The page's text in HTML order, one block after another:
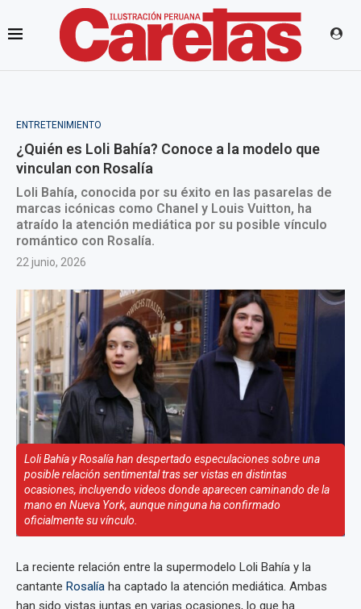
ENTRETENIMIENTO
¿Quién es Loli Bahía? Conoce a la modelo que
vinculan con Rosalía
Loli Bahía, conocida por su éxito en las pasarelas de
marcas icónicas como Chanel y Louis Vuitton, ha
atraído la atención mediática por su posible vínculo
romántico con Rosalía.
22 junio, 2026
Loli Bahía y Rosalía han despertado especulaciones sobre una
posible relación sentimental tras ser vistas en distintas
ocasiones, incluyendo videos donde aparecen caminando de la
mano en Nueva York, aunque ninguna ha confirmado
oficialmente su vínculo.
La reciente relación entre la supermodelo Loli Bahía y la
cantante Rosalía ha captado la atención mediática. Ambas
han sido vistas juntas en varias ocasiones, lo que ha